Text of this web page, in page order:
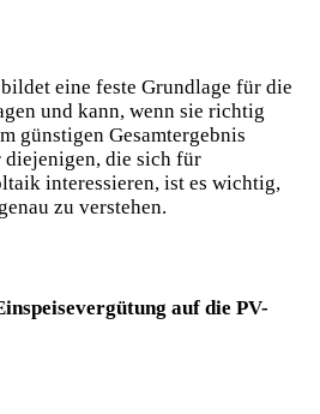
eine feste Grundlage für die
und kann, wenn sie richtig
günstigen Gesamtergebnis
diejenigen, die sich für
interessieren, ist es wichtig,
zu verstehen.
auf die PV-